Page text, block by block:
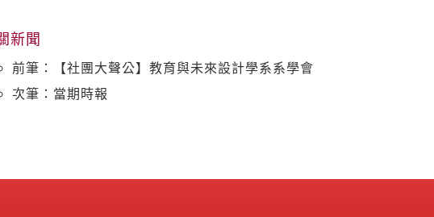
新聞
前筆：【社團大聲公】教育與未來設計學系系學會
次筆：當期時報